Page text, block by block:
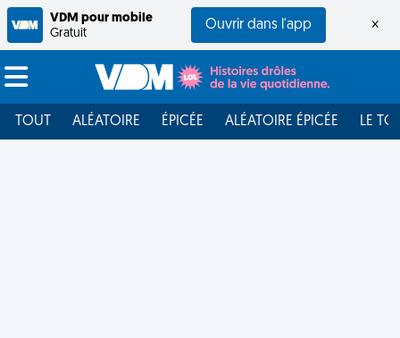
VDM pour mobile
Gratuit
Ouvrir dans l'app ×
TOUT ALÉATOIRE ÉPICÉE ALÉATOIRE ÉPICÉE LE